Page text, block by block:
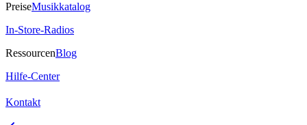
PreiseMusikkatalog
In-Store-Radios
RessourcenBlog
Hilfe-Center
Kontakt